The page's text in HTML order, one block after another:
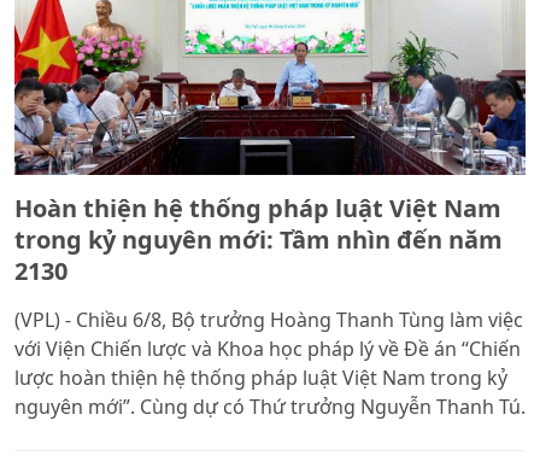
Hoàn thiện hệ thống pháp luật Việt Nam
trong kỷ nguyên mới: Tầm nhìn đến năm
2130
(VPL) - Chiều 6/8, Bộ trưởng Hoàng Thanh Tùng làm việc
với Viện Chiến lược và Khoa học pháp lý về Đề án “Chiến
lược hoàn thiện hệ thống pháp luật Việt Nam trong kỷ
nguyên mới”. Cùng dự có Thứ trưởng Nguyễn Thanh Tú.